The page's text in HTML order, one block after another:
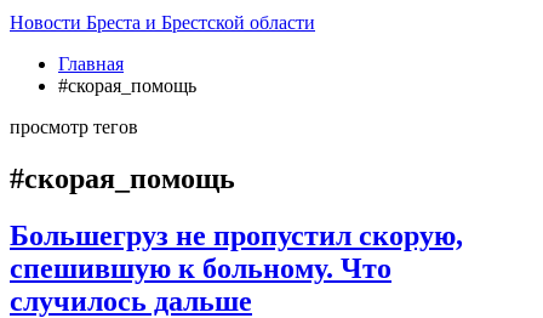
Новости Бреста и Брестской области
Главная
#скорая_помощь
просмотр тегов
#скорая_помощь
Большегруз не пропустил скорую,
спешившую к больному. Что
случилось дальше